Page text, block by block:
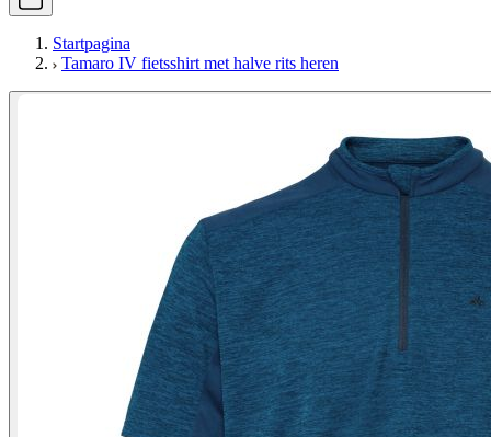
Startpagina
Tamaro IV fietsshirt met halve rits heren